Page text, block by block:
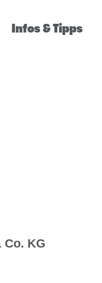
Infos & Tipps
Co. KG